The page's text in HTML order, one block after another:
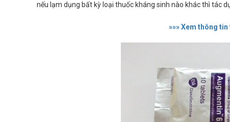
nếu lạm dụng bất kỳ loại thuốc kháng sinh nào khác thì tác
»»» Xem thông